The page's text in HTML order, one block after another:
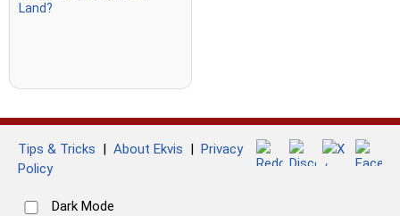
Land?
Tips & Tricks | About Ekvis | Privacy
Policy
Dark Mode